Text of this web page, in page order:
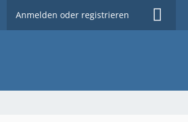
Anmelden oder registrieren